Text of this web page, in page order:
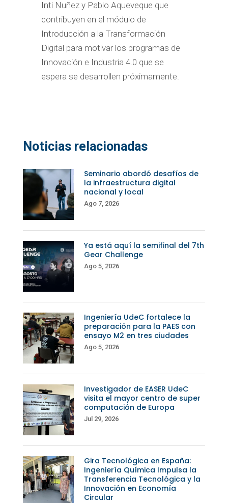
Inti Nuñez y Pablo Aqueveque que
contribuyen en el módulo de
Introducción a la Transformación
Digital para motivar los programas de
Innovación e Industria 4.0 que se
espera se desarrollen próximamente.
Noticias relacionadas
Seminario abordó desafíos de
la infraestructura digital
nacional y local
Ago 7, 2026
Ya está aquí la semifinal del 7th
Gear Challenge
Ago 5, 2026
Ingeniería UdeC fortalece la
preparación para la PAES con
ensayo M2 en tres ciudades
Ago 5, 2026
Investigador de EASER UdeC
visita el mayor centro de super
computación de Europa
Jul 29, 2026
Gira Tecnológica en España:
Ingeniería Química Impulsa la
Transferencia Tecnológica y la
Innovación en Economía
Circular